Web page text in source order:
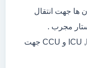
ها جهت انتقال
مجرب .
اعزام آمبولانس های ICU ,NICU ,PICU و CCU جهت